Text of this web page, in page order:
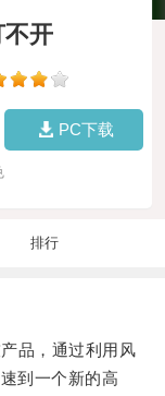
不开
PC下载
排行
品，通过利用风
到一个新的高